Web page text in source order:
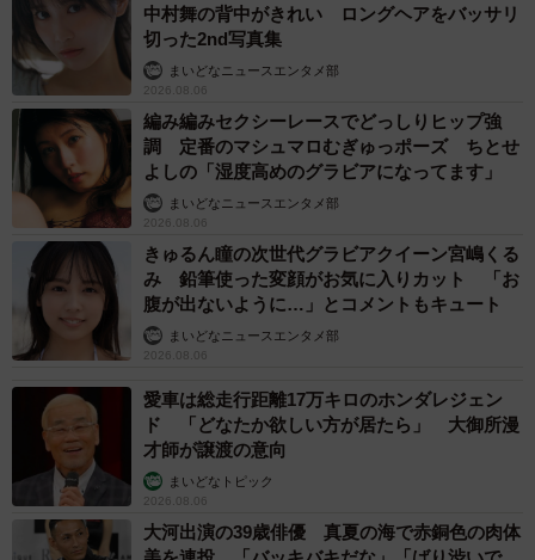
中村舞の背中がきれい ロングヘアをバッサリ
切った2nd写真集
まいどなニュースエンタメ部
2026.08.06
編み編みセクシーレースでどっしりヒップ強
調 定番のマシュマロむぎゅっポーズ ちとせ
よしの「湿度高めのグラビアになってます」
まいどなニュースエンタメ部
2026.08.06
きゅるん瞳の次世代グラビアクイーン宮嶋くる
み 鉛筆使った変顔がお気に入りカット 「お
腹が出ないように…」とコメントもキュート
まいどなニュースエンタメ部
2026.08.06
愛車は総走行距離17万キロのホンダレジェン
ド 「どなたか欲しい方が居たら」 大御所漫
才師が譲渡の意向
まいどなトピック
2026.08.06
大河出演の39歳俳優 真夏の海で赤銅色の肉体